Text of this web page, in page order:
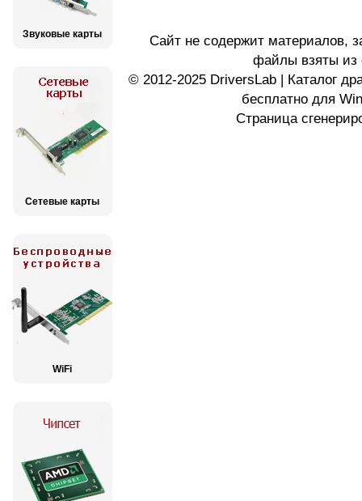
Звуковые карты
Сетевые карты
WiFi
Сайт не содержит материалов,
файлы взяты из
© 2012-2025 DriversLab | Каталог
бесплатно для
Страница